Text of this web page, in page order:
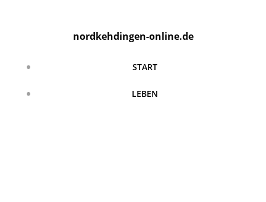
nordkehdingen-online.de
START
LEBEN